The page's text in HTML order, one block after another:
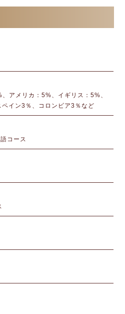
アメリカ：5%、イギリス：5%、
イン3％、コロンビア3％など
コース